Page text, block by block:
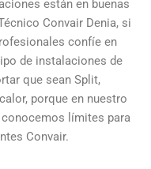
están en buenas
Convair Denia, si
confíe en
de instalaciones de
que sean Split,
porque en nuestro
límites para
Convair.